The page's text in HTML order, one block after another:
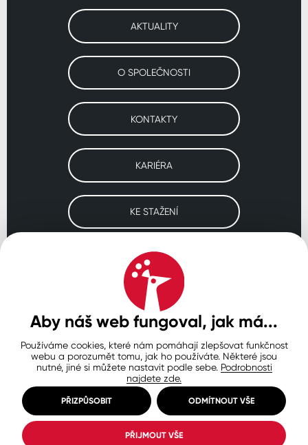
AKTUALITY
O SPOLEČNOSTI
KONTAKTY
KARIÉRA
KE STAŽENÍ
Navštivte naše pobočky
SLOVENSKO POLSKO
Ochrana osobních údajů
Zásady používání souborů cookie
Nastavení cookies
© Copyright 2026 COLORLAK
Created by inCUBE
Aby náš web fungoval, jak má...
Používáme cookies, které nám pomáhají zlepšovat funkčnost
webu a porozumět tomu, jak ho používáte. Některé jsou
nutné, jiné si můžete nastavit podle sebe. Podrobnosti
najdete zde.
PŘIZPŮSOBIT ODMÍTNOUT VŠE
PŘIJMOUT VŠE